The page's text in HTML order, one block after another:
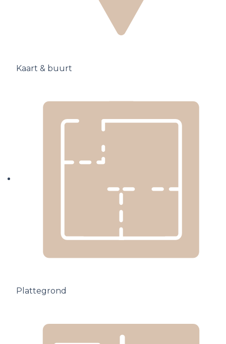
Kaart & buurt
Plattegrond